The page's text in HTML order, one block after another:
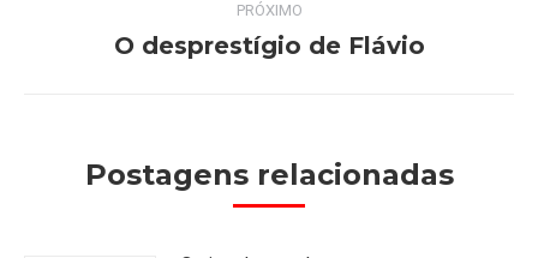
PRÓXIMO
Próximo
O desprestígio de Flávio
Postagens relacionadas